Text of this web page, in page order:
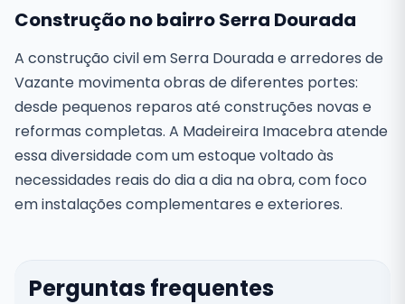
Construção no bairro Serra Dourada
A construção civil em Serra Dourada e arredores de
Vazante movimenta obras de diferentes portes:
desde pequenos reparos até construções novas e
reformas completas. A Madeireira Imacebra atende
essa diversidade com um estoque voltado às
necessidades reais do dia a dia na obra, com foco
em instalações complementares e exteriores.
Perguntas frequentes